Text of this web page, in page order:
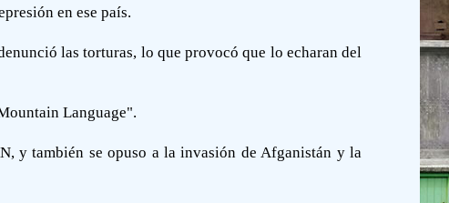
en ese país.
las torturas, lo que provocó que lo echaran del
Language".
y también se opuso a la invasión de Afganistán y la